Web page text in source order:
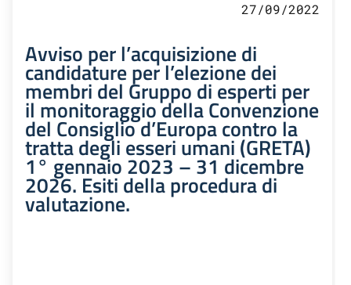
27/09/2022
Avviso per l’acquisizione di
candidature per l’elezione dei
membri del Gruppo di esperti per
il monitoraggio della Convenzione
del Consiglio d’Europa contro la
tratta degli esseri umani (GRETA)
1° gennaio 2023 – 31 dicembre
2026. Esiti della procedura di
valutazione.